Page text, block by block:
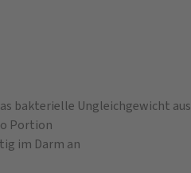
bakterielle Ungleichgewicht aus
Portion
im Darm an